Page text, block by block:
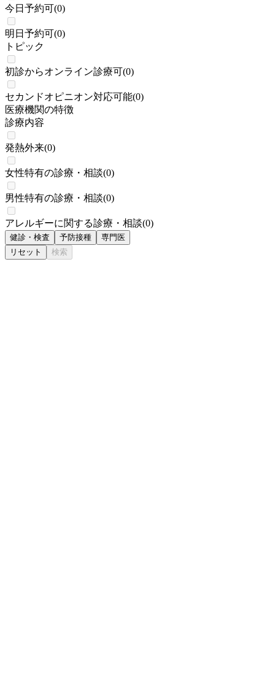
今日予約可(0)
明日予約可(0)
トピック
初診からオンライン診療可(0)
セカンドオピニオン対応可能(0)
医療機関の特徴
診療内容
発熱外来(0)
女性特有の診療・相談(0)
男性特有の診療・相談(0)
アレルギーに関する診療・相談(0)
健診・検査 予防接種
専門医
リセット
検索